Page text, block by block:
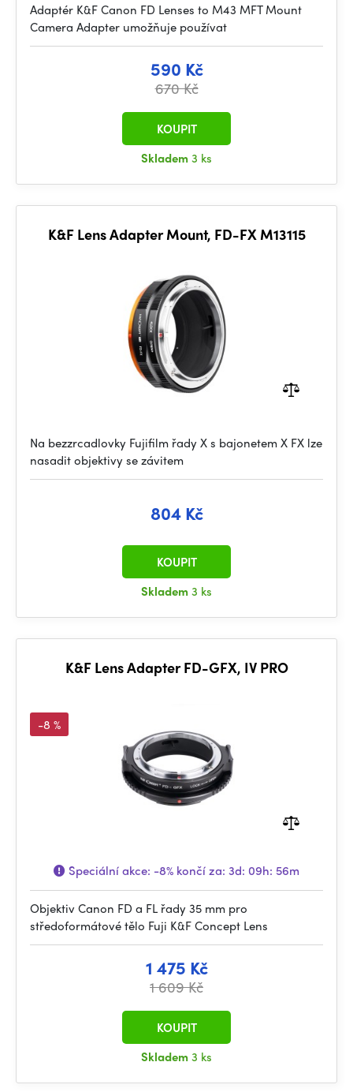
Adaptér K&F Canon FD Lenses to M43 MFT Mount
Camera Adapter umožňuje používat
590 Kč
670 Kč
Skladem3 ks
KOUPIT
K&F Lens Adapter Mount, FD-FX M13115
Na bezzrcadlovky Fujifilm řady X s bajonetem X FX lze
nasadit objektivy se závitem
804 Kč
Skladem3 ks
KOUPIT
K&F Lens Adapter FD-GFX, IV PRO
-8 %
Speciální akce: -8% končí za: 3d: 09h: 56m
Objektiv Canon FD a FL řady 35 mm pro
středoformátové tělo Fuji K&F Concept Lens
1 475 Kč
1 609 Kč
Skladem3 ks
KOUPIT